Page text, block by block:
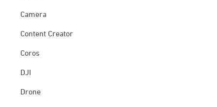
Camera
Content Creator
Coros
DJI
Drone